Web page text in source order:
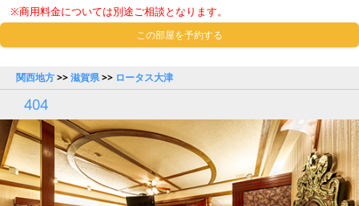
※商用料金については別途ご相談となります。
この部屋を予約する
関西地方>>滋賀県>> ロータス大津
404